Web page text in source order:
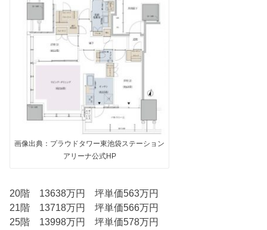
画像出典：プラウドタワー東池袋ステーション
アリーナ公式HP
20階 13638万円 坪単価563万円
21階 13718万円 坪単価566万円
25階 13998万円 坪単価578万円